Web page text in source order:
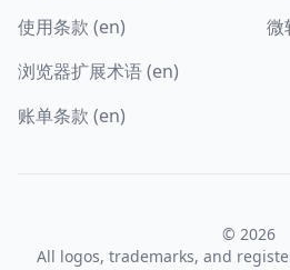
使用条款 (en)
浏览器扩展术语 (en)
账单条款 (en)
微
© 2026
All logos, trademarks, and